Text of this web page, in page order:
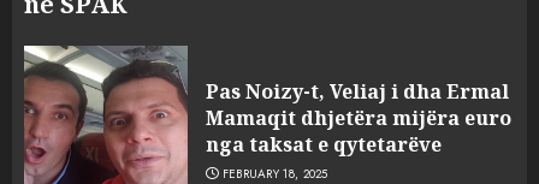
Pas Noizy-t, Veliaj i dha Ermal
Mamaqit dhjetëra mijëra euro
nga taksat e qytetarëve
FEBRUARY 18, 2025
4
çfarë dënimi kërkon për
Mariela dhe Antonela
Berishën